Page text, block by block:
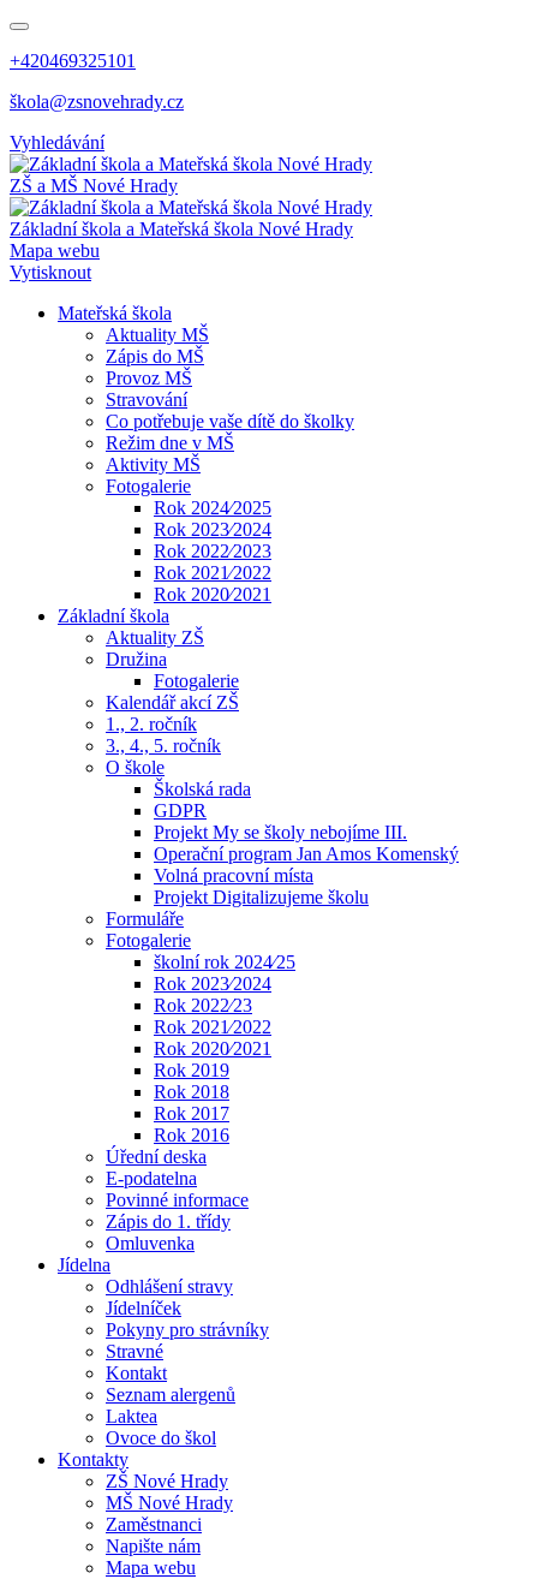
+420469325101
škola@zsnovehrady.cz
Vyhledávání
ZŠ a MŠ Nové Hrady
Základní škola a Mateřská škola Nové Hrady
Mapa webu
Vytisknout
Mateřská škola
Aktuality MŠ
Zápis do MŠ
Provoz MŠ
Stravování
Co potřebuje vaše dítě do školky
Režim dne v MŠ
Aktivity MŠ
Fotogalerie
Rok 2024⁄2025
Rok 2023⁄2024
Rok 2022⁄2023
Rok 2021⁄2022
Rok 2020⁄2021
Základní škola
Aktuality ZŠ
Družina
Fotogalerie
Kalendář akcí ZŠ
1., 2. ročník
3., 4., 5. ročník
O škole
Školská rada
GDPR
Projekt My se školy nebojíme III.
Operační program Jan Amos Komenský
Volná pracovní místa
Projekt Digitalizujeme školu
Formuláře
Fotogalerie
školní rok 2024⁄25
Rok 2023⁄2024
Rok 2022⁄23
Rok 2021⁄2022
Rok 2020⁄2021
Rok 2019
Rok 2018
Rok 2017
Rok 2016
Úřední deska
E-podatelna
Povinné informace
Zápis do 1. třídy
Omluvenka
Jídelna
Odhlášení stravy
Jídelníček
Pokyny pro strávníky
Stravné
Kontakt
Seznam alergenů
Laktea
Ovoce do škol
Kontakty
ZŠ Nové Hrady
MŠ Nové Hrady
Zaměstnanci
Napište nám
Mapa webu